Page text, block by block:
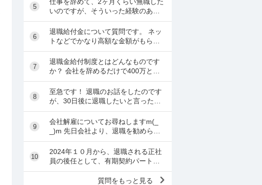
行なっていきたいという言...
5
いのですが、そういった経験のある
方に質問です。 色々と疲れてしまい
まして、仕事を辞めようかなと思っ
ています。 転職もで...
6
退職給付金について質問です。 ネッ
トなどでかなり高額な金額がもらえ
るとユーチューブの広告などで宣伝
してますが本当にもらえるのでしょ
うか？また、サポートして...
7
退職金給付制度とはどんなものです
か？ 会社を辞めるだけで400万とか
怪しい話にしか聞こえないのです
が。 この制度をもらった際のデメリ
ットとか問題があれば教...
8
至急です！ 退職のお話をしたのです
が、30日後に退職したいと言ったの
ですが、3月末じゃないと辞められな
いよと言われました。その時に退職
届を手元から出すこと...
9
会社解雇についてお尋ねしますm(_
_)m 先日会社より、退職を勧められ
退職する事となりました。退職合意
書も頂き、会社都合となっておりま
した。会社が私の意...
10
2024年１０月から、退職される正社
員の後任として、有期契約パートで
採用され、働いています。 求人にも1
年パートの後、希望があれば、正社
質問をもっと見る